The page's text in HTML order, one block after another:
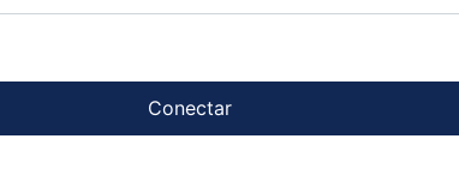
Conectar